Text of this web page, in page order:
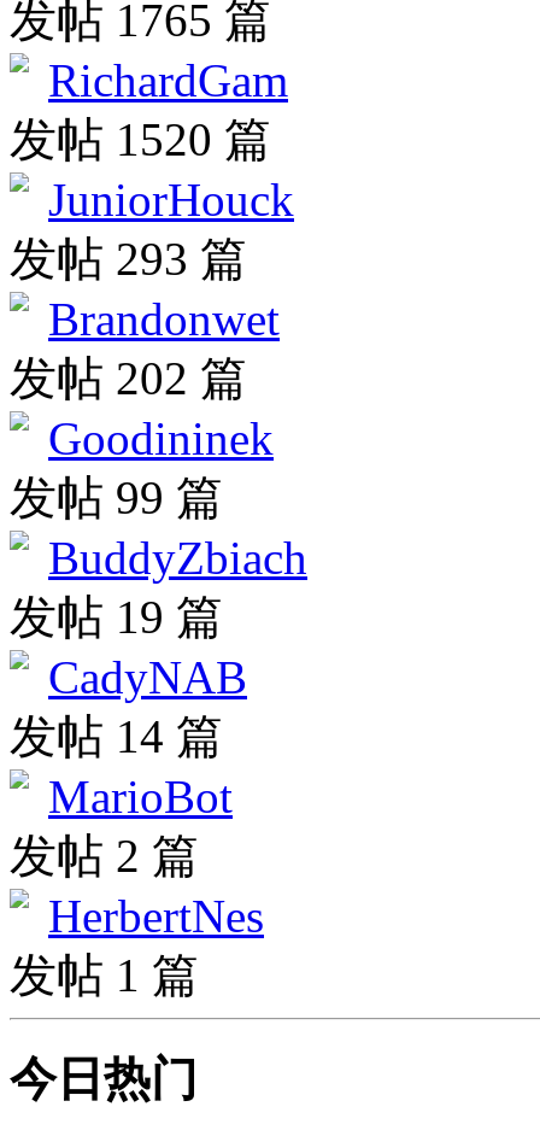
发帖 1765 篇
RichardGam
发帖 1520 篇
JuniorHouck
发帖 293 篇
Brandonwet
发帖 202 篇
Goodininek
发帖 99 篇
BuddyZbiach
发帖 19 篇
CadyNAB
发帖 14 篇
MarioBot
发帖 2 篇
HerbertNes
发帖 1 篇
今日热门